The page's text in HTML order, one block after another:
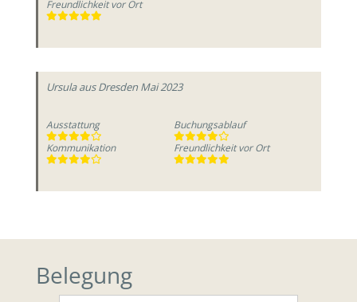
Freundlichkeit vor Ort
Ursulaaus Dresden Mai 2023
Ausstattung
Buchungsablauf
Kommunikation
Freundlichkeit vor Ort
Belegung